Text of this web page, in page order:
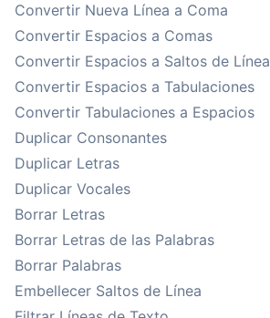
Convertir Nueva Línea a Coma
Convertir Espacios a Comas
Convertir Espacios a Saltos de Línea
Convertir Espacios a Tabulaciones
Convertir Tabulaciones a Espacios
Duplicar Consonantes
Duplicar Letras
Duplicar Vocales
Borrar Letras
Borrar Letras de las Palabras
Borrar Palabras
Embellecer Saltos de Línea